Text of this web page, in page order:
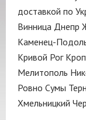
доставкой по
Винница Днепр
Каменец-
Кривой Рог
Мелитополь
Ровно Сумы
Хмельницкий